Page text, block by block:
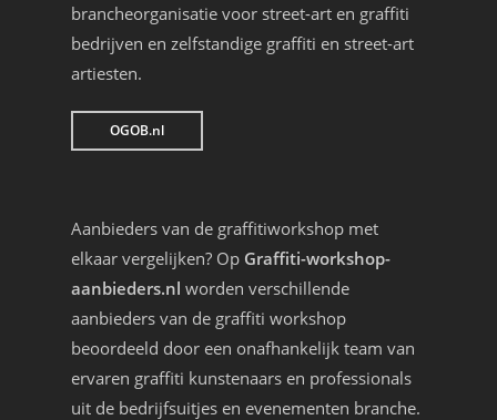
brancheorganisatie voor street-art en graffiti
bedrijven en zelfstandige graffiti en street-art
artiesten.
OGOB.nl
Aanbieders van de graffitiworkshop met
elkaar vergelijken? Op Graffiti-workshop-
aanbieders.nl worden verschillende
aanbieders van de graffiti workshop
beoordeeld door een onafhankelijk team van
ervaren graffiti kunstenaars en professionals
uit de bedrijfsuitjes en evenementen branche.